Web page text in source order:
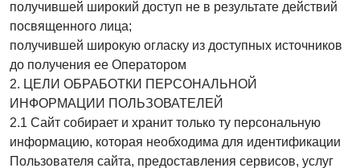
получившей широкий доступ не в результате действий
посвященного лица;
получившей широкую огласку из доступных источников
до получения ее Оператором
2. ЦЕЛИ ОБРАБОТКИ ПЕРСОНАЛЬНОЙ
ИНФОРМАЦИИ ПОЛЬЗОВАТЕЛЕЙ
2.1 Сайт собирает и хранит только ту персональную
информацию, которая необходима для идентификации
Пользователя сайта, предоставления сервисов, услуг